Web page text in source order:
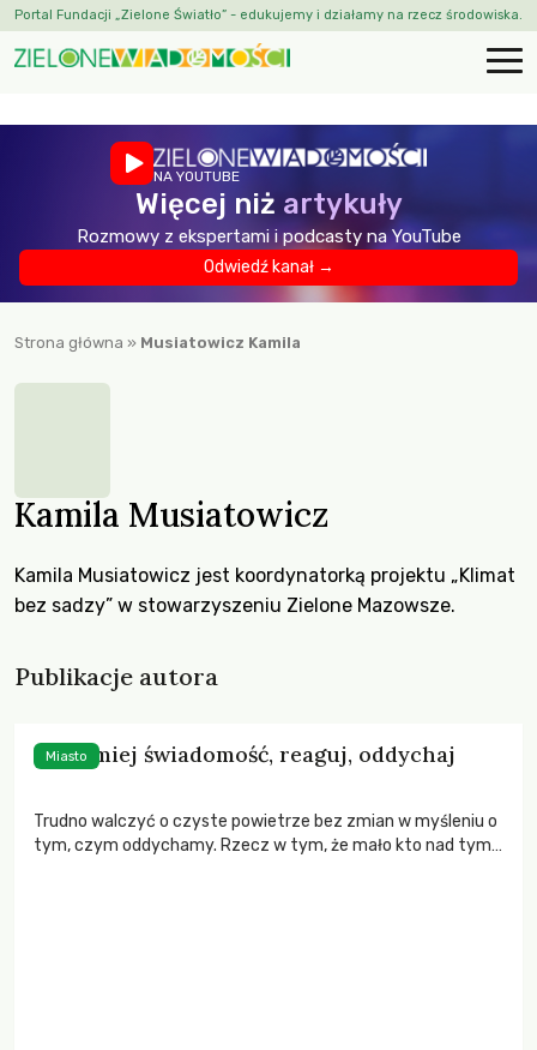
Portal Fundacji „Zielone Światło” - edukujemy i działamy na rzecz środowiska.
NA YOUTUBE
Więcej niż artykuły
Rozmowy z ekspertami i podcasty na YouTube
Odwiedź kanał →
Strona główna » Musiatowicz Kamila
Kamila Musiatowicz
Kamila Musiatowicz jest koordynatorką projektu „Klimat
bez sadzy” w stowarzyszeniu Zielone Mazowsze.
Publikacje autora
Myśl, miej świadomość, reaguj, oddychaj
Trudno walczyć o czyste powietrze bez zmian w myśleniu o
tym, czym oddychamy. Rzecz w tym, że mało kto nad tym
Miasto